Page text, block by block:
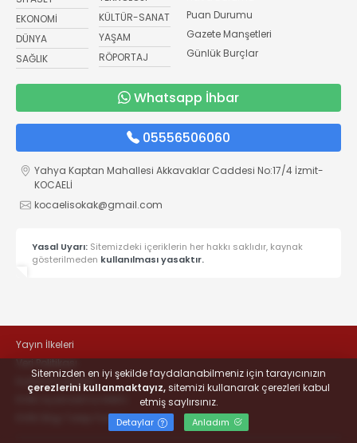
EKONOMİ
DÜNYA
SAĞLIK
KÜLTÜR-SANAT
YAŞAM
RÖPORTAJ
Puan Durumu
Gazete Manşetleri
Günlük Burçlar
Whatsapp İhbar
05556506060
Yahya Kaptan Mahallesi Akkavaklar Caddesi No:17/4 İzmit-
KOCAELİ
kocaelisokak@gmail.com
Yasal Uyarı: Sitemizdeki içeriklerin her hakkı saklıdır, kaynak
gösterilmeden kullanılması yasaktır.
Yayın İlkeleri
Veri Politikası
Kullanım Şartları
KVKK Bilgi Talep Formu
Sitemizden en iyi şekilde faydalanabilmeniz için tarayıcınızın
çerezlerini kullanmaktayız,sitemizi kullanarak çerezleri kabul
etmiş saylırsınız.
Detaylar Anladım